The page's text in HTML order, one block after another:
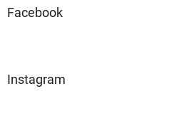
Facebook
Instagram